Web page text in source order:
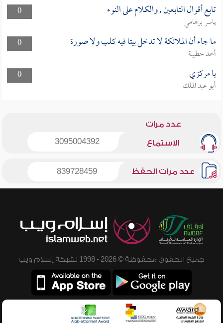
0
تابع أقوال التابعين , والكلام على النوء
ياسر برهامي
0
ما جاء أن الملائكة لا تدخل بيتا فيه كلب ولا صورة
أحمد حطيبة
0
يا مركزي
أبو عبد الملك
عدد مرات
الاستماع 3095004392
عدد مرات الحفظ 839728459
جميع الحقوق محفوظة © 2026 - 1998 لشبكة إسلام ويب